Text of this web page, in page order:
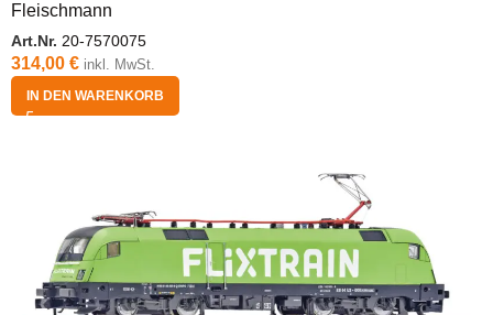
Fleischmann
Art.Nr. 20-7570075
314,00 € inkl. MwSt.
IN DEN WARENKORB